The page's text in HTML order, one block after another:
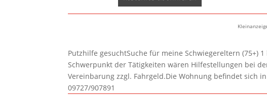
Putzhilfe gesuchtSuche für meine Schwiegereltern (75+)
Schwerpunkt der Tätigkeiten wären Hilfestellungen bei
Vereinbarung zzgl. Fahrgeld.Die Wohnung befindet sich
09727/907891